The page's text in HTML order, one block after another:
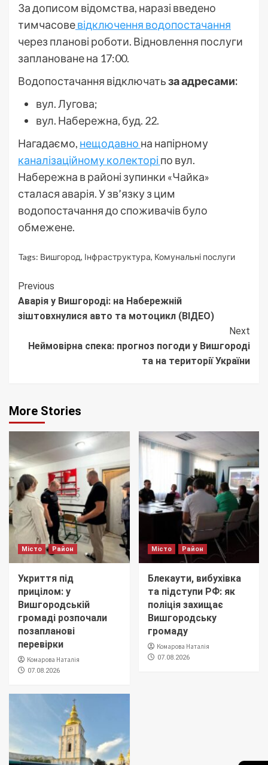
За дописом відомства, наразі введено
тимчасовевідключення водопостачання
через планові роботи. Відновлення послуги
заплановане на 17:00.
Водопостачання відключатьза адресами:
вул. Лугова;
вул. Набережна, буд. 22.
Нагадаємо, нещодавно на напірному
каналізаційному колекторіпо вул.
Набережна в районі зупинки «Чайка»
сталася аварія. У зв’язку з цим
водопостачання до споживачів було
обмежене.
Tags: Вишгород, Інфраструктура, Комунальні послуги
Continue
Reading
Previous
Аварія у Вишгороді: на Набережній
зіштовхнулися авто та мотоцикл (ВІДЕО)
Next
Неймовірна спека: прогноз погоди у Вишгороді
та на території України
More Stories
Місто Район
Укриття під
прицілом: у
Вишгородській
громаді розпочали
позапланові
перевірки
Комарова Наталія
07.08.2026
Місто Район
Блекаути, вибухівка
та підступи РФ: як
поліція захищає
Вишгородську
громаду
Комарова Наталія
07.08.2026